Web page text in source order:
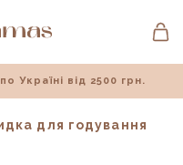
Україні від 2500 грн.
для годування